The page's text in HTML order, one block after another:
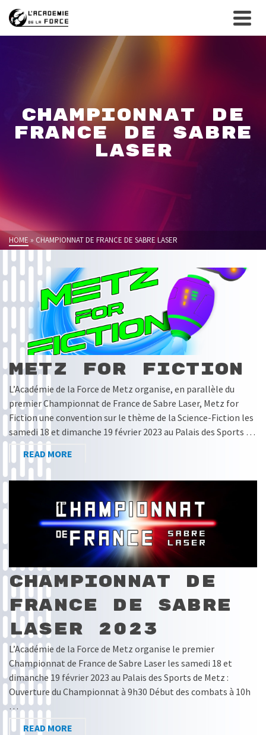
CHAMPIONNAT DE
FRANCE DE SABRE
LASER
HOME » CHAMPIONNAT DE FRANCE DE SABRE LASER
Metz for Fiction
L’Académie de la Force de Metz organise, en parallèle du
premier Championnat de France de Sabre Laser, Metz for
Fiction une convention sur le thème de la Science-Fiction les
samedi 18 et dimanche 19 février 2023 au Palais des Sports …
READ MORE
Championnat de
France de Sabre
Laser 2023
L’Académie de la Force de Metz organise le premier
Championnat de France de Sabre Laser les samedi 18 et
dimanche 19 février 2023 au Palais des Sports de Metz :
Ouverture du Championnat à 9h30 Début des combats à 10h
…
READ MORE